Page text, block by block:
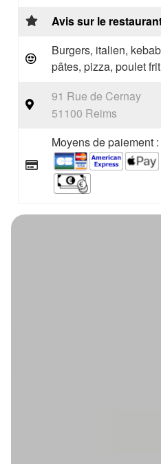
Avis sur le
Burgers, italien,
pâtes, pizza, poulet
91 Rue de Cernay
51100 Reims
Moyens de paiement :